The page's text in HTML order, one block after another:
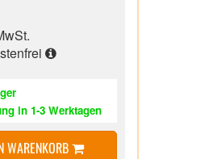
in 1-3 Werktagen
WARENKORB